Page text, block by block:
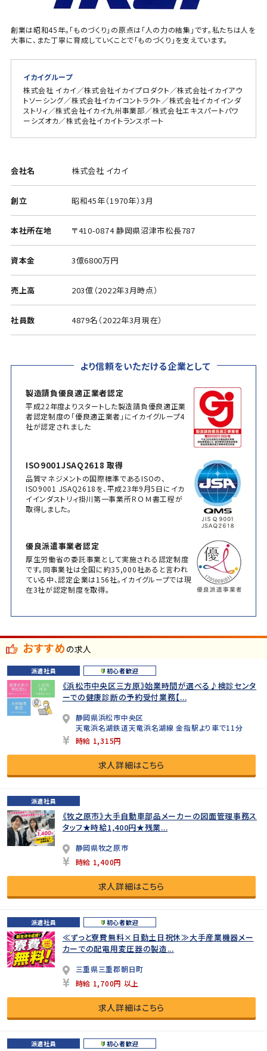
創業は昭和45年。「ものづくり」の原点は「人の力の結集」です。私たちは人を
大事に、また丁寧に育成していくことで「ものづくり」を支えています。
イカイグループ
株式会社 イカイ／株式会社イカイプロダクト／株式会社イカイアウ
トソーシング／株式会社イカイコントラクト／株式会社イカイインダ
ストリィ／株式会社イカイ九州事業部／株式会社エキスパートパワ
ーシズオカ／株式会社イカイトランスポート
会社名 株式会社 イカイ
創立 昭和45年（1970年）3月
本社所在地 〒410-0874 静岡県沼津市松長787
資本金 3億6800万円
売上高 203億（2022年3月時点）
社員数 4879名（2022年3月現在）
より信頼をいただける企業として
製造請負優良適正業者認定
平成22年度よりスタートした製造請負優良適正業
者認定制度の「優良適正業者」にイカイグループ4
社が認定されました
ISO9001JSAQ2618 取得
品質マネジメントの国際標準であるISOの、
ISO9001 JSAQ2618を、平成23年9月5日にイカ
イインダストリィ掛川第一事業所ＲＯＭ書工程が
取得しました。
優良派遣事業者認定
厚生労働省の委託事業として実施される認定制度
です。同事業社は全国に約35,000社あると言われ
ている中、認定企業は156社。イカイグループでは現
在3社が認定制度を取得。
おすすめの求人
派遣社員 初心者歓迎
《浜松市中央区三方原》始業時間が選べる♪検診センタ
ーでの健康診断の予約受付業務【...
静岡県浜松市中央区
天竜浜名湖鉄道天竜浜名湖線 金指駅より車で11分
時給 1,315円
求人詳細はこちら
派遣社員
《牧之原市》大手自動車部品メーカーの図面管理事務ス
タッフ★時給1,400円★残業...
静岡県牧之原市
時給 1,400円
求人詳細はこちら
派遣社員 初心者歓迎
≪ずっと寮費無料×日勤土日祝休≫大手産業機器メー
カーでの配電用変圧器の製造...
三重県三重郡朝日町
時給 1,700円 以上
求人詳細はこちら
派遣社員 初心者歓迎